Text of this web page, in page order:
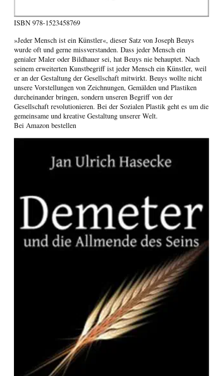
ISBN 978-1523458769
»Jeder Mensch ist ein Künstler«, dieser Satz von Joseph Beuys
wurde oft und gerne missverstanden. Dass jeder Mensch ein
genialer Maler oder Bildhauer sei, hat Beuys nie behauptet. Nach
seinem erweiterten Kunstbegriff ist jeder Mensch ein Künstler, weil
er an der Gestaltung der Gesellschaft mitwirkt. Beuys wollte nicht
unsere Vorstellungen von Zeichnungen, Gemälden und Plastiken
durcheinander bringen, sondern unseren Begriff von der
Gesellschaft revolutionieren. Bei der Sozialen Plastik geht es um die
gemeinsame und kreative Gestaltung unserer Welt.
Bei Amazon bestellen